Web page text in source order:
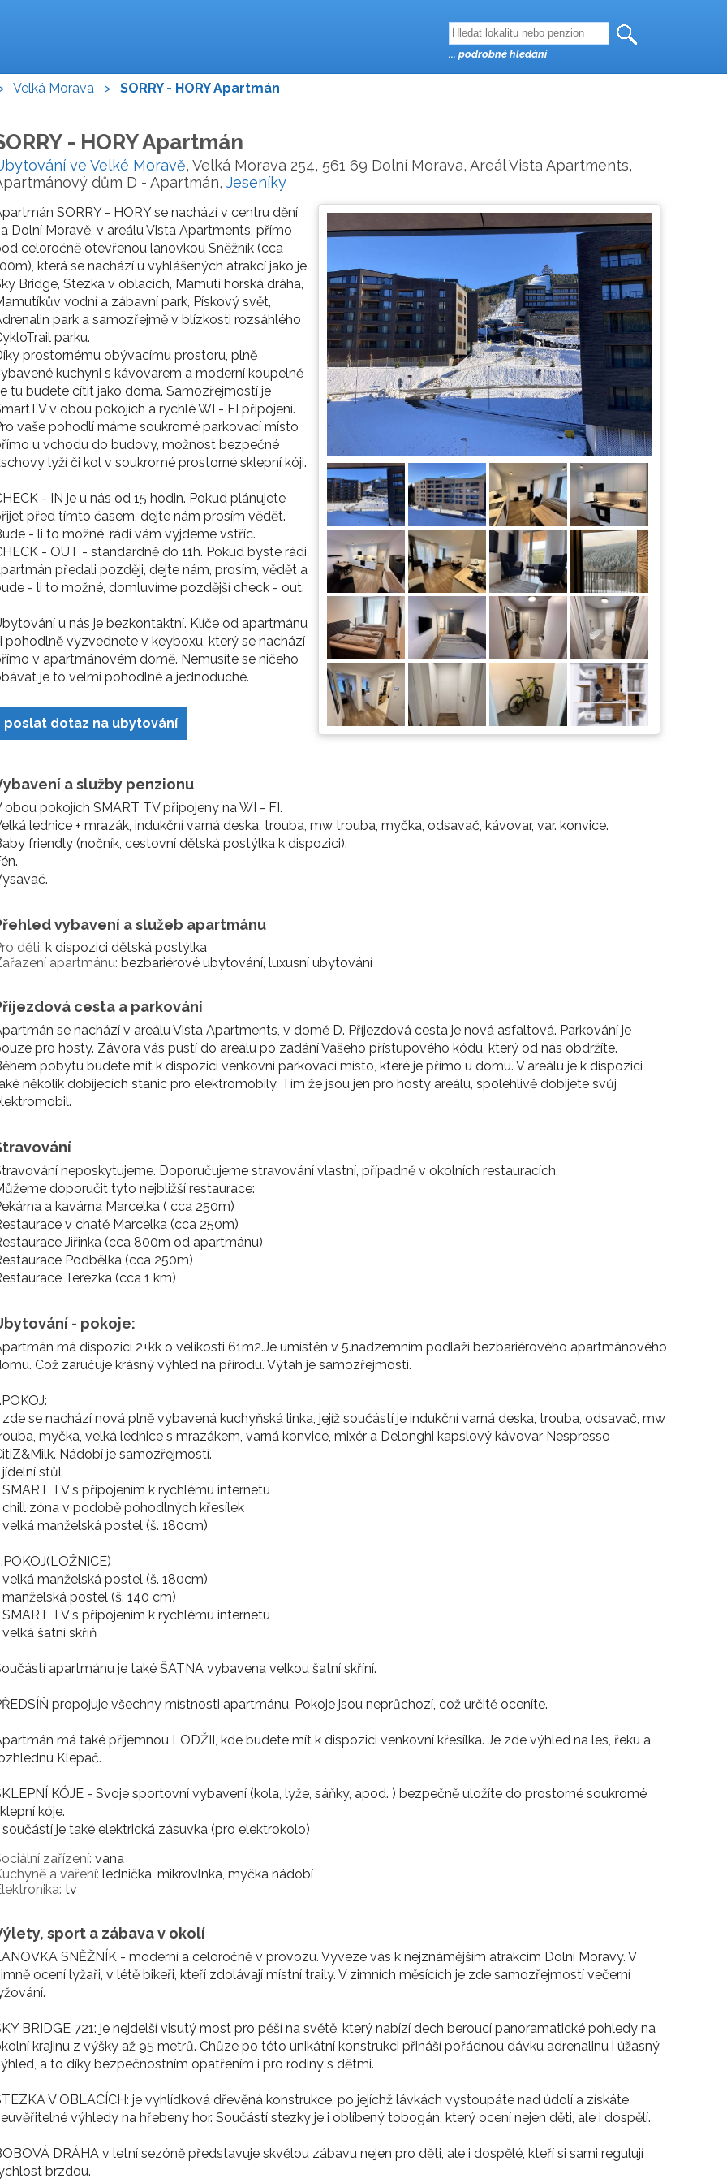
Velká Morava > SORRY - HORY Apartmán
- HORY Apartmán
ve Velké Moravě, Velká Morava 254, 561 69 Dolní Morava, Areál Vista Apartments,
dům D - Apartmán, Jeseníky
SORRY - HORY se nachází v centru dění
Dolní Moravě, v areálu Vista Apartments, přímo
celoročně otevřenou lanovkou Sněžník (cca
která se nachází u vyhlášených atrakcí jako je
Bridge, Stezka v oblacích, Mamutí horská dráha,
vodní a zábavní park, Pískový svět,
park a samozřejmě v blízkosti rozsáhlého
parku.
prostornému obývacímu prostoru, plně
kuchyni s kávovarem a moderní koupelně
tu budete cítit jako doma. Samozřejmostí je
v obou pokojích a rychlé WI - FI připojení.
vaše pohodlí máme soukromé parkovací místo
u vchodu do budovy, možnost bezpečné
lyží či kol v soukromé prostorné sklepní kóji.
- IN je u nás od 15 hodin. Pokud plánujete
před tímto časem, dejte nám prosím vědět.
- li to možné, rádi vám vyjdeme vstříc.
- OUT - standardně do 11h. Pokud byste rádi
předali později, dejte nám, prosím, vědět a
- li to možné, domluvíme pozdější check - out.
u nás je bezkontaktní. Klíče od apartmánu
pohodlně vyzvednete v keyboxu, který se nachází
v apartmánovém domě. Nemusíte se ničeho
je to velmi pohodlné a jednoduché.
poslat dotaz na ubytování
a služby penzionu
obou pokojích SMART TV připojeny na WI - FI.
lednice + mrazák, indukční varná deska, trouba, mw trouba, myčka, odsavač, kávovar, var. konvice.
friendly (nočník, cestovní dětská postýlka k dispozici).
vybavení a služeb apartmánu
děti: k dispozici dětská postýlka
apartmánu: bezbariérové ubytování, luxusní ubytování
cesta a parkování
se nachází v areálu Vista Apartments, v domě D. Příjezdová cesta je nová asfaltová. Parkování je
pro hosty. Závora vás pustí do areálu po zadání Vašeho přístupového kódu, který od nás obdržíte.
pobytu budete mít k dispozici venkovní parkovací místo, které je přímo u domu. V areálu je k dispozici
několik dobíjecích stanic pro elektromobily. Tím že jsou jen pro hosty areálu, spolehlivě dobijete svůj
neposkytujeme. Doporučujeme stravování vlastní, případně v okolních restauracích.
doporučit tyto nejbližší restaurace:
a kavárna Marcelka ( cca 250m)
v chatě Marcelka (cca 250m)
Jiřinka (cca 800m od apartmánu)
Podbělka (cca 250m)
Terezka (cca 1 km)
- pokoje:
má dispozici 2+kk o velikosti 61m2.Je umístěn v 5.nadzemním podlaží bezbariérového apartmánového
Což zaručuje krásný výhled na přírodu. Výtah je samozřejmostí.
se nachází nová plně vybavená kuchyňská linka, jejíž součástí je indukční varná deska, trouba, odsavač, mw
myčka, velká lednice s mrazákem, varná konvice, mixér a Delonghi kapslový kávovar Nespresso
Nádobí je samozřejmostí.
jídelní stůl
SMART TV s připojením k rychlému internetu
chill zóna v podobě pohodlných křesílek
manželská postel (š. 180cm)
manželská postel (š. 180cm)
postel (š. 140 cm)
SMART TV s připojením k rychlému internetu
šatní skříň
apartmánu je také ŠATNA vybavena velkou šatní skříní.
propojuje všechny místnosti apartmánu. Pokoje jsou neprůchozí, což určitě oceníte.
má také příjemnou LODŽII, kde budete mít k dispozici venkovní křesílka. Je zde výhled na les, řeku a
Klepač.
KÓJE - Svoje sportovní vybavení (kola, lyže, sáňky, apod. ) bezpečně uložíte do prostorné soukromé
kóje.
součástí je také elektrická zásuvka (pro elektrokolo)
zařízení: vana
a vaření: lednička, mikrovlnka, myčka nádobí
tv
sport a zábava v okolí
SNĚŽNÍK - moderní a celoročně v provozu. Vyveze vás k nejznámějším atrakcím Dolní Moravy. V
ocení lyžaři, v létě bikeři, kteří zdolávají místní traily. V zimních měsících je zde samozřejmostí večerní
BRIDGE 721: je nejdelší visutý most pro pěší na světě, který nabízí dech beroucí panoramatické pohledy na
krajinu z výšky až 95 metrů. Chůze po této unikátní konstrukci přináší pořádnou dávku adrenalinu i úžasný
a to díky bezpečnostním opatřením i pro rodiny s dětmi.
V OBLACÍCH: je vyhlídková dřevěná konstrukce, po jejíchž lávkách vystoupáte nad údolí a získáte
výhledy na hřebeny hor. Součástí stezky je i oblíbený tobogán, který ocení nejen děti, ale i dospělí.
DRÁHA v letní sezóně představuje skvělou zábavu nejen pro děti, ale i dospělé, kteří si sami regulují
brzdou.
... podrobné hledání